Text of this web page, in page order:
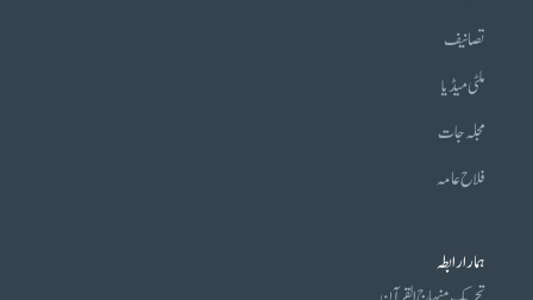
تصانیف
ملٹی میڈیا
مجلہ جات
فلاح عامہ
ہمارا رابطہ